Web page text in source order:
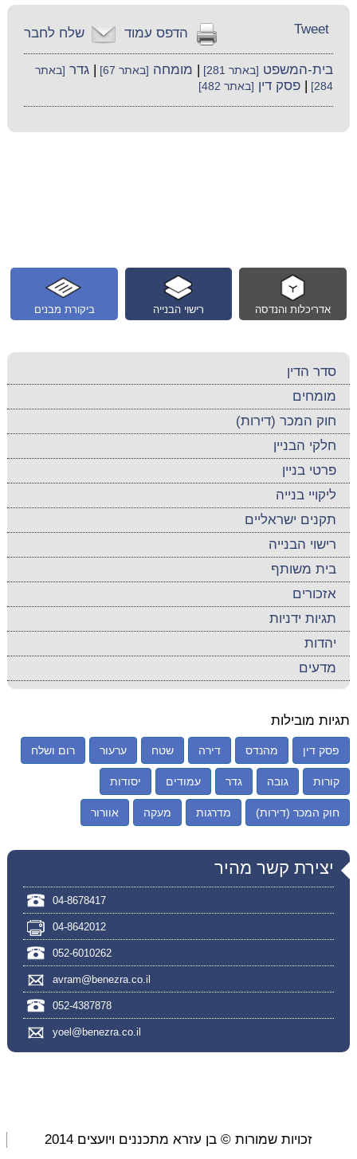
שלח לחבר הדפס עמוד Tweet
בית-המשפט [באתר 281] מומחה [באתר 67] |גדר [באתר
284]
|פסק דין [באתר 482]
ביקורת מבנים רישוי הבנייה אדריכלות והנדסה
סדר הדין
מומחים
חוק המכר (דירות)
חלקי הבניין
פרטי בניין
ליקויי בנייה
תקנים ישראליים
רישוי הבנייה
בית משותף
אזכורים
תגיות ידניות
יהדות
מדעים
תגיות מובילות
פסק דין מהנדס דירה שטח ערעור רום ושלח
קורות גובה גדר עמודים יסודות
חוק המכר (דירות) מדרגות מעקה אוורור
יצירת קשר מהיר
04-8678417
04-8642012
052-6010262
avram@benezra.co.il
052-4387878
yoel@benezra.co.il
זכויות שמורות © בן עזרא מתכננים ויועצים 2014